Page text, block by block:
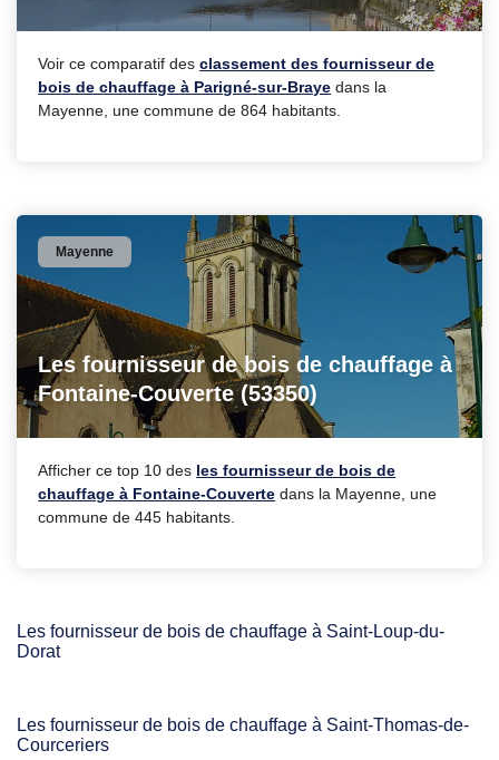
Voir ce comparatif desclassement des fournisseur de
bois de chauffage à Parigné-sur-Braye dans la
Mayenne, une commune de 864 habitants.
Les fournisseur de bois de chauffage à
Fontaine-Couverte (53350)
Mayenne
Afficher ce top 10 des les fournisseur de bois de
chauffage à Fontaine-Couverte dans la Mayenne, une
commune de 445 habitants.
Les fournisseur de bois de chauffage à Saint-Loup-du-
Dorat
Les fournisseur de bois de chauffage à Saint-Thomas-de-
Courceriers